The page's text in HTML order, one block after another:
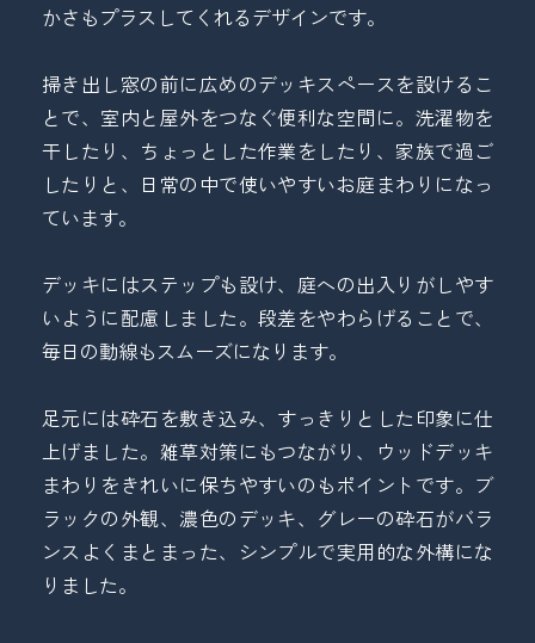
ゼン工業について
お家まわりのアイデア手帖
工事の流れ
かさもプラスしてくれるデザインです。
掃き出し窓の前に広めのデッキスペースを設けるこ
とで、室内と屋外をつなぐ便利な空間に。洗濯物を
干したり、ちょっとした作業をしたり、家族で過ご
したりと、日常の中で使いやすいお庭まわりになっ
ています。
デッキにはステップも設け、庭への出入りがしやす
いように配慮しました。段差をやわらげることで、
毎日の動線もスムーズになります。
足元には砕石を敷き込み、すっきりとした印象に仕
上げました。雑草対策にもつながり、ウッドデッキ
まわりをきれいに保ちやすいのもポイントです。ブ
ラックの外観、濃色のデッキ、グレーの砕石がバラ
ンスよくまとまった、シンプルで実用的な外構にな
りました。